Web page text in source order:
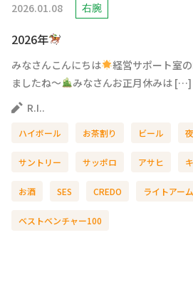
2026.01.08 右腕
2026年
みなさんこんにちは
経営サポート室
ましたね～
みなさんお正月休みは […]
R.I..
ハイボール お茶割り ビール
サントリー サッポロ アサヒ
お酒 SES CREDO ライトアー
ベストベンチャー100